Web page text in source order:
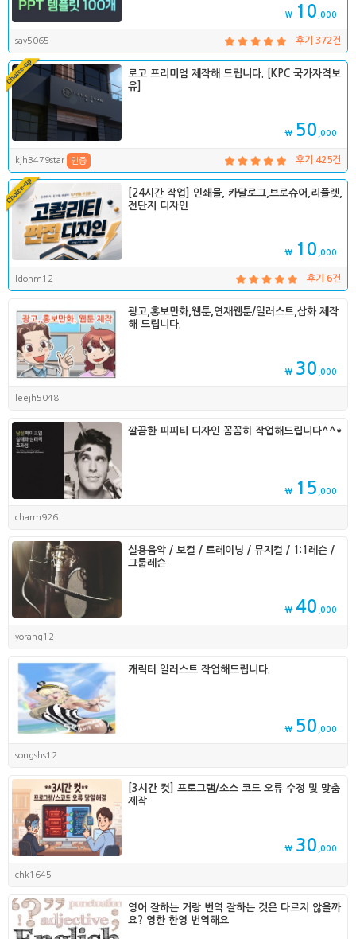
₩ 10 ,000
say5065 후기 372건
로고 프리미엄 제작해 드립니다. [KPC 국가자격보
유]
₩ 50 ,000
kjh3479star 인증 후기 425건
[24시간 작업] 인쇄물, 카달로그,브로슈어,리플렛,
전단지 디자인
₩ 10 ,000
ldonm12 후기 6건
광고,홍보만화,웹툰,연재웹툰/일러스트,삽화 제작
해 드립니다.
₩ 30 ,000
leejh5048
깔끔한 피피티 디자인 꼼꼼히 작업해드립니다^^*
₩ 15 ,000
charm926
실용음악 / 보컬 / 트레이닝 / 뮤지컬 / 1:1레슨 /
그룹레슨
₩ 40 ,000
yorang12
캐릭터 일러스트 작업해드립니다.
₩ 50 ,000
songshs12
[3시간 컷] 프로그램/소스 코드 오류 수정 및 맞춤
제작
₩ 30 ,000
chk1645
영어 잘하는 거랑 번역 잘하는 것은 다르지 않을까
요? 영한 한영 번역해요